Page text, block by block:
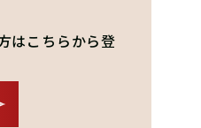
はこちらから登